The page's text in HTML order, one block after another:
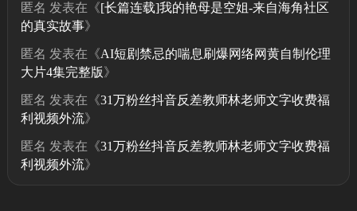
匿名 发表在《[长篇连载]我的艳母是空姐-来自海角社区
的真实故事》
匿名 发表在《AI短剧禁忌的喘息刷爆网络网黄自制伦理
大片4集完整版》
匿名 发表在《31万粉丝抖音反差教师林老师文字收费福
利视频外流》
匿名 发表在《31万粉丝抖音反差教师林老师文字收费福
利视频外流》